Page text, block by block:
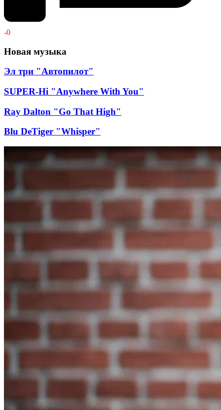
-0
Новая музыка
Эл три "Автопилот"
SUPER-Hi "Anywhere With You"
Ray Dalton "Go That High"
Blu DeTiger "Whisper"